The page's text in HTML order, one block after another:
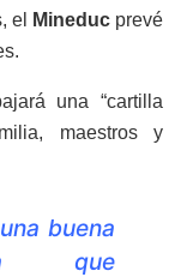
el Mineduc prevé
una “cartilla
maestros y
buena
que